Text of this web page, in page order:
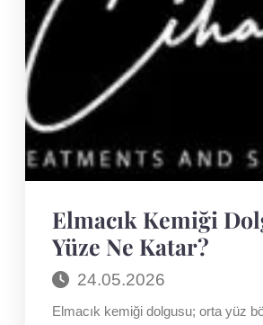
Elmacık Kemiği
Yüze Ne Katar?
24.05.2026
Elmacık kemiği dolgusu; orta yüz